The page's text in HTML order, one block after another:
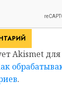
Akismet
.